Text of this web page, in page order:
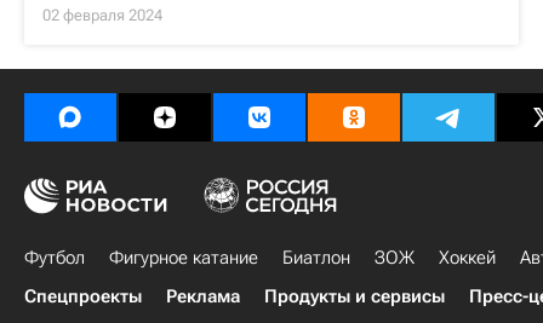
02 февраля 2024
Футбол Фигурное катание Биатлон ЗОЖ Хоккей
Спецпроекты
Реклама Продукты и сервисы Пресс-